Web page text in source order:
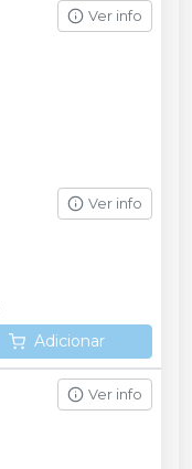
Ver info
Ver info
Adicionar
Ver info